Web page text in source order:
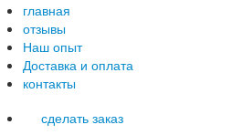
главная
отзывы
Наш опыт
Доставка и оплата
контакты
сделать заказ